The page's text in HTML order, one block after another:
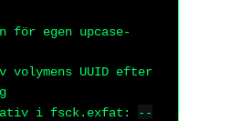
för egen upcase-
UUID efter
i fsck.exfat:
--